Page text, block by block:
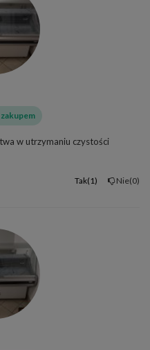
w utrzymaniu czystości
Tak 1 Nie 0